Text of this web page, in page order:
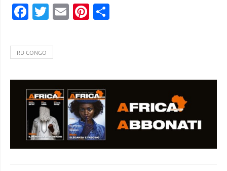
Facebook
Twitter
EmailPinterest
RD CONGO